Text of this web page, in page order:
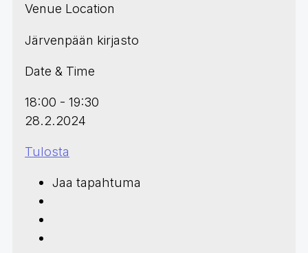
Venue Location
Järvenpään kirjasto
Date & Time
18:00 - 19:30
28.2.2024
Tulosta
Jaa tapahtuma